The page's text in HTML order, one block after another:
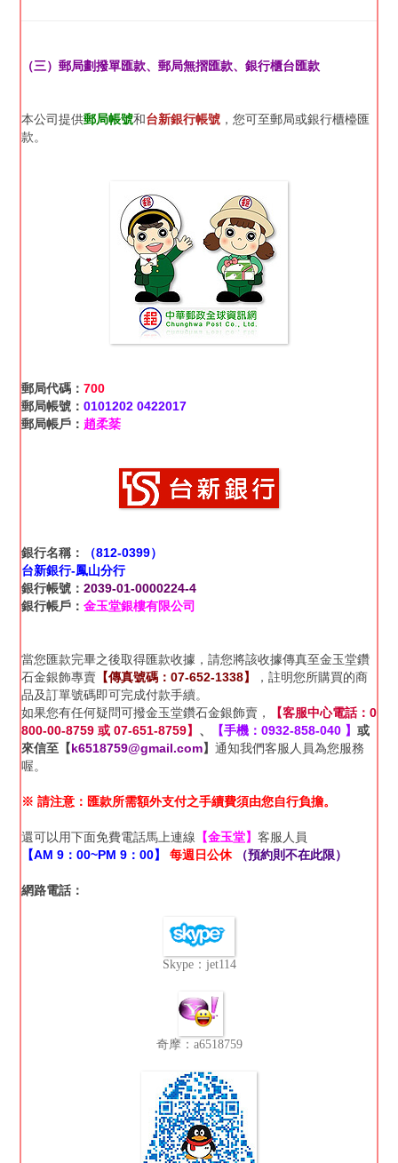
（三）郵局劃撥單匯款、郵局無摺匯款、銀行櫃台匯款
本公司提供郵局帳號和台新銀行帳號 ，您可至郵局或銀行櫃檯匯
款。
郵局代碼： 700
郵局帳號： 0101202 0422017
郵局帳戶： 趙柔棻
銀行名稱：
（812-0399）
台新銀行-鳳山分行
銀行帳號： 2039-01-0000224-4
銀行帳戶： 金玉堂銀樓有限公司
當您匯款完畢之後取得匯款收據，請您將該收據傳真至金玉堂鑽
石金銀飾專賣 【傳真號碼：07-652-1338】
，註明您所購買的商
品及訂單號碼即可完成付款手續。
如果您有任何疑問可撥金玉堂鑽石金銀飾賣，
【客服中心電話：0
800-00-8759 或 07-651-8759】 、 【手機：0932-858-040 】 或
來信至【k6518759@gmail.com】 通知我們客服人員為您服務
喔。
※ 請注意：匯款所需額外支付之手續費須由您自行負擔。
還可以用下面免費電話馬上連線 【金玉堂】 客服人員
【AM 9：00~PM 9：00】
每週日公休 （預約則不在此限）
網路電話：
Skype：jet114
奇摩：a6518759